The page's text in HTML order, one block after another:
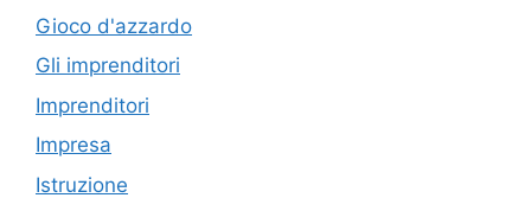
Gioco d'azzardo
Gli imprenditori
Imprenditori
Impresa
Istruzione